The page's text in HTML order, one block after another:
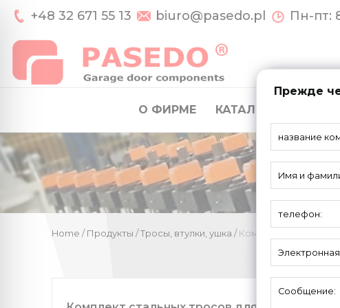
+48 32 671 55 13 biuro@pasedo.pl Пн-пт:
О ФИРМЕ КАТАЛОГ
Прежде
Home /Продукты /Тросы, втулки, ушка /Комплект стальных